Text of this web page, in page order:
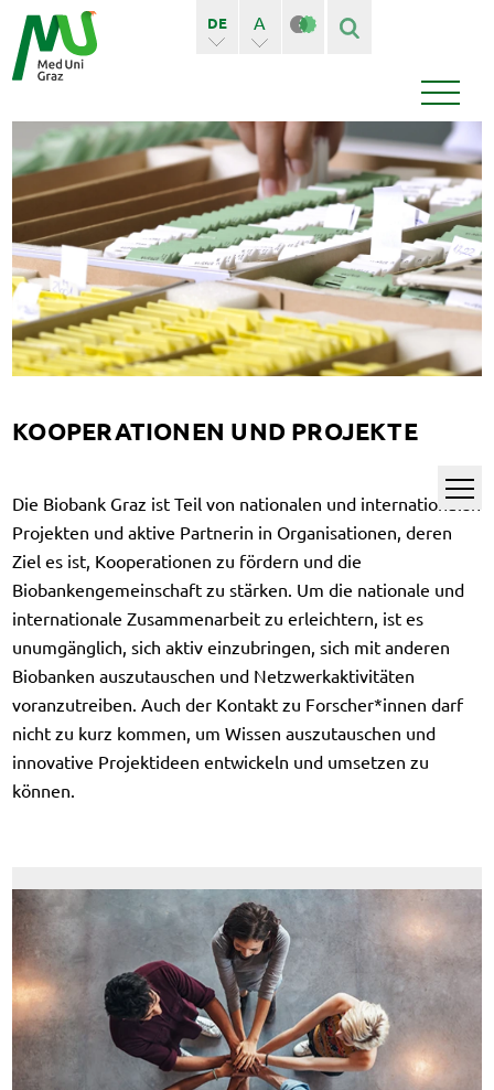
DE A
Seiten
Bedienstete
News
Events
Finden
KOOPERATIONEN UND PROJEKTE
Die Biobank Graz ist Teil von nationalen und internationalen
Projekten und aktive Partnerin in Organisationen, deren
Ziel es ist, Kooperationen zu fördern und die
Biobankengemeinschaft zu stärken. Um die nationale und
internationale Zusammenarbeit zu erleichtern, ist es
unumgänglich, sich aktiv einzubringen, sich mit anderen
Biobanken auszutauschen und Netzwerkaktivitäten
voranzutreiben. Auch der Kontakt zu Forscher*innen darf
nicht zu kurz kommen, um Wissen auszutauschen und
innovative Projektideen entwickeln und umsetzen zu
können.